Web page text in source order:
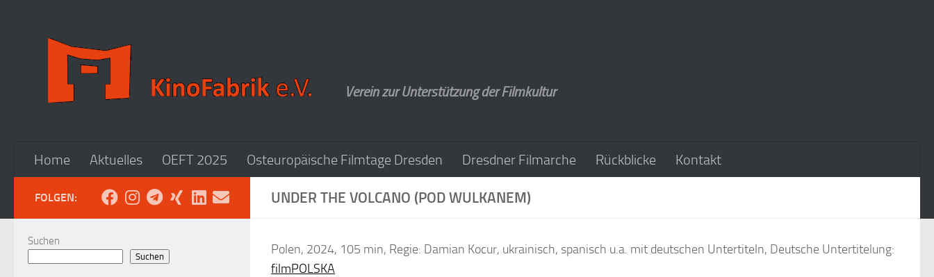
Verein zur Unterstützung der Filmkultur
Home Aktuelles OEFT 2025 Osteuropäische Filmtage Dresden Dresdner Filmarche Rückblicke Kontakt
UNDER THE VOLCANO (POD WULKANEM)
Polen, 2024, 105 min, Regie: Damian Kocur, ukrainisch, spanisch u.a. mit deutschen Untertiteln, Deutsche Untertitelung:
filmPOLSKA
FOLGEN:
Suchen
Suchen